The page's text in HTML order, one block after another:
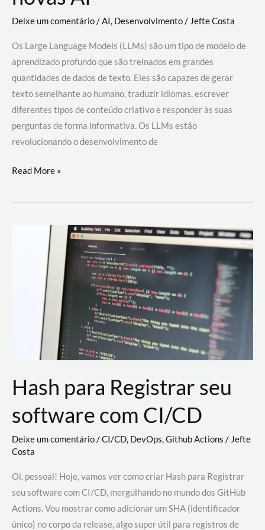
Deixe um comentário/AI, Desenvolvimento/ Jefte Costa
Os Large Language Models (LLMs) são um tipo de modelo de
aprendizado profundo que são treinados em grandes
quantidades de dados de texto. Eles são capazes de gerar
texto semelhante ao humano, traduzir idiomas, escrever
diferentes tipos de conteúdo criativo e responder às suas
perguntas de forma informativa. Os LLMs estão
revolucionando o desenvolvimento de
Large
Models
revolucionando
desenvolvimento
Read More »
Hash para Registrar seu
software com CI/CD
Deixe um comentário/CI/CD, DevOps,Github Actions /Jefte
Costa
Oi, pessoal! Hoje, vamos ver como criar Hash para Registrar
seu software com CI/CD, mergulhando no mundo dos GitHub
Actions. Vou mostrar como adicionar um SHA (identificador
único) no corpo da release, algo super útil para registros de